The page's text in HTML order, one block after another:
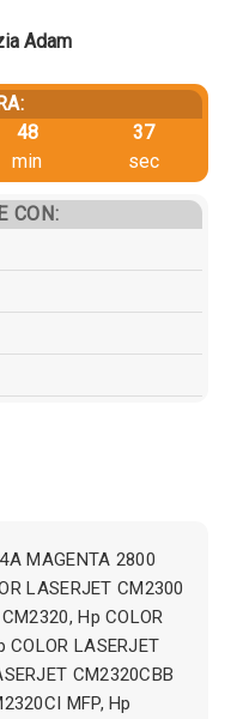
Adam
48
min
36
sec
CON:
MAGENTA 2800
LASERJET CM2300
Hp COLOR
COLOR LASERJET
CM2320CBB
MFP, Hp